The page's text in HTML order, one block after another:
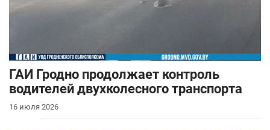
ГАИ Гродно продолжает контроль
водителей двухколесного транспорта
16 июля 2026